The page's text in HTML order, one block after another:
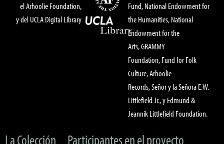
el Arhoolie Foundation,
y del UCLA Digital Library
Fund, National Endowment for
the Humanities, National
Endowment for the
Arts, GRAMMY
Foundation, Fund for Folk
Culture, Arhoolie
Records, Señor y la Señora E.W.
Littlefield Jr., y Edmund &
Jeannik Littlefield Foundation.
La Colección Participantes en el proyecto